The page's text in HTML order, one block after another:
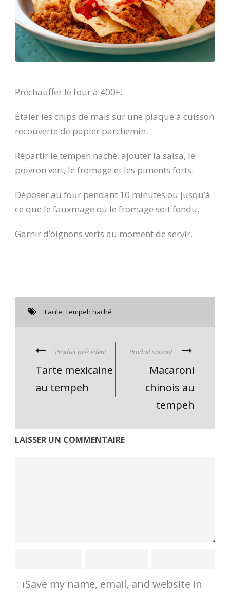
Préchauffer le four à 400F.
Étaler les chips de maïs sur une plaque à cuisson
recouverte de papier parchemin.
Répartir le tempeh haché, ajouter la salsa, le
poivron vert, le fromage et les piments forts.
Déposer au four pendant 10 minutes ou jusqu’à
ce que le fauxmage ou le fromage soit fondu.
Garnir d’oignons verts au moment de servir.
Facile,Tempeh haché
Produit précédent
Tarte mexicaine
au tempeh
Produit suivant
Macaroni
chinois au
tempeh
LAISSER UN COMMENTAIRE
Save my name, email, and website in